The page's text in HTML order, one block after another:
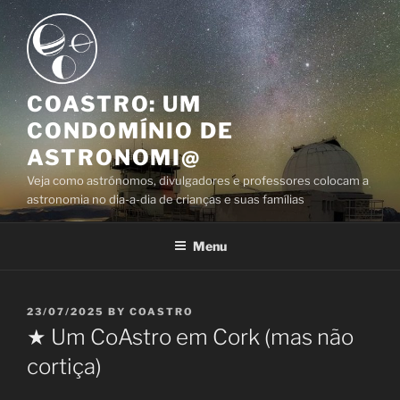
Skip
content
COASTRO: UM
CONDOMÍNIO DE
ASTRONOMI@
Veja como astrónomos, divulgadores e professores colocam a
astronomia no dia-a-dia de crianças e suas famílias
Menu
POSTED
ON
23/07/2025 BY COASTRO
★ Um CoAstro em Cork (mas não
cortiça)